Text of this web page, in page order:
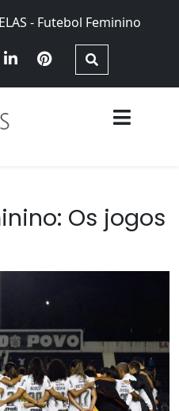
- Futebol Feminino
Feminino
Futebol Feminino,
e justiça de gênero
Os jogos